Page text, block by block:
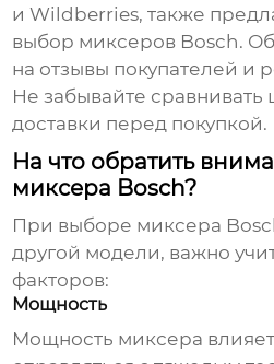
и Wildberries, также
выбор миксеров Bosch.
на отзывы покупателей и
Не забывайте сравнивать
доставки перед покупкой.
На что обратить
миксера Bosch?
При выборе миксера
другой модели, важно
факторов:
Мощность
Мощность миксера